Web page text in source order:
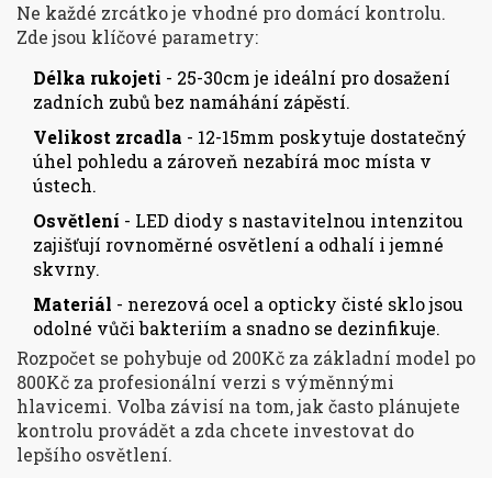
Ne každé zrcátko je vhodné pro domácí kontrolu.
Zde jsou klíčové parametry:
Délka rukojeti - 25-30cm je ideální pro dosažení
zadních zubů bez namáhání zápěstí.
Velikost zrcadla - 12-15mm poskytuje dostatečný
úhel pohledu a zároveň nezabírá moc místa v
ústech.
Osvětlení - LED diody s nastavitelnou intenzitou
zajišťují rovnoměrné osvětlení a odhalí i jemné
skvrny.
Materiál - nerezová ocel a opticky čisté sklo jsou
odolné vůči bakteriím a snadno se dezinfikuje.
Rozpočet se pohybuje od 200Kč za základní model po
800Kč za profesionální verzi s výměnnými
hlavicemi. Volba závisí na tom, jak často plánujete
kontrolu provádět a zda chcete investovat do
lepšího osvětlení.